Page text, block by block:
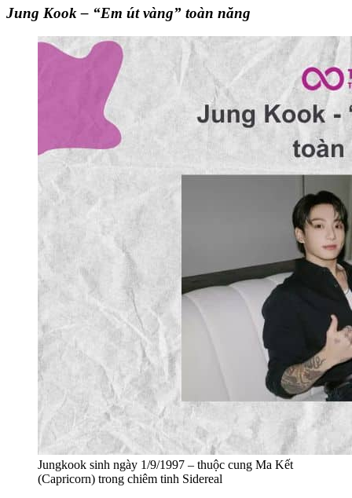
Jung Kook – “Em út vàng” toàn năng
Jungkook sinh ngày 1/9/1997 – thuộc cung Ma Kết
(Capricorn) trong chiêm tinh Sidereal